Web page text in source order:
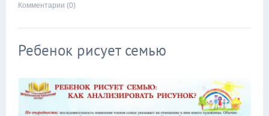
Комментарии (0)
Ребенок рисует семью